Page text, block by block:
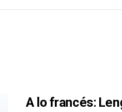
A lo francés: